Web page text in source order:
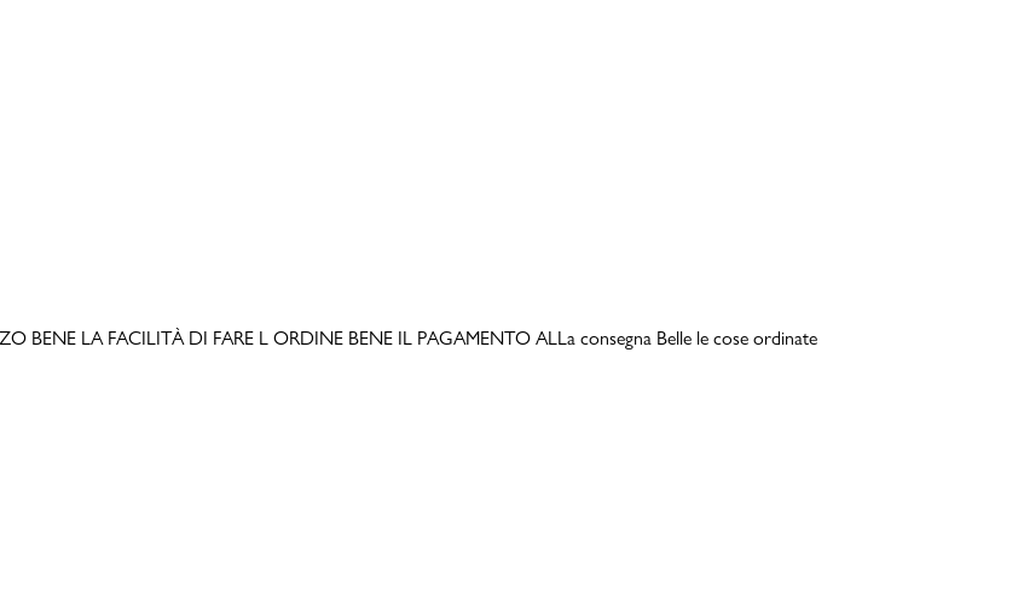
BENE LA FACILITÀ DI FARE L ORDINE BENE IL PAGAMENTO ALLa consegna Belle le cose ordinate